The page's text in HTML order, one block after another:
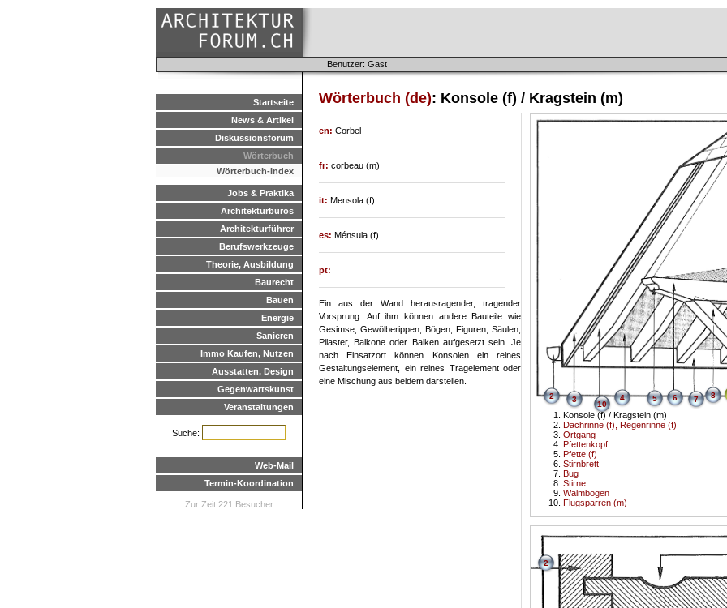
Benutzer: Gast
Startseite
News & Artikel
Diskussionsforum
Wörterbuch
Wörterbuch-Index
Jobs & Praktika
Architekturbüros
Architekturführer
Berufswerkzeuge
Theorie, Ausbildung
Baurecht
Bauen
Energie
Sanieren
Immo Kaufen, Nutzen
Ausstatten, Design
Gegenwartskunst
Veranstaltungen
Suche:
Web-Mail
Termin-Koordination
Zur Zeit 221 Besucher
Wörterbuch (de): Konsole (f) / Kragstein (m)
Konsole (f) / Kragstein (m)
Dachrinne (f), Regenrinne (f)
2
Ortgang
3
Pfettenkopf
4
Pfette (f)
5
Stirnbrett
6
Bug
7
Stirne
8
Walmbogen
Flugsparren (m)
10
2
en: Corbel
fr: corbeau (m)
it: Mensola (f)
es: Ménsula (f)
pt:
Ein aus der Wand herausragender, tragender
Vorsprung. Auf ihm können andere Bauteile wie
Gesimse, Gewölberippen, Bögen, Figuren, Säulen,
Pilaster, Balkone oder Balken aufgesetzt sein. Je
nach Einsatzort können Konsolen ein reines
Gestaltungselement, ein reines Tragelement oder
eine Mischung aus beidem darstellen.